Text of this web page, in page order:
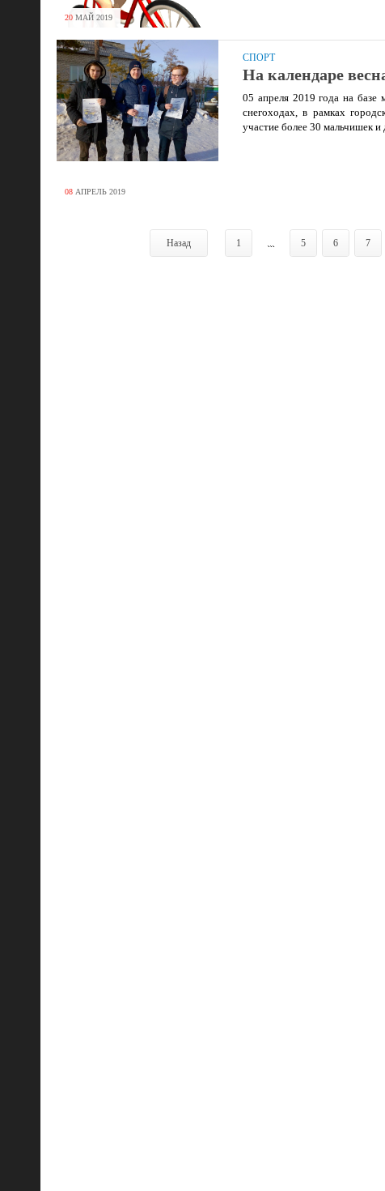
20 МАЙ 2019
08 АПРЕЛЬ 2019
СПОРТ
На календаре
05 апреля 2019 года на базе
снегоходах, в рамках
участие более 30 мальчишек и
Назад 1 ... 5 6 7